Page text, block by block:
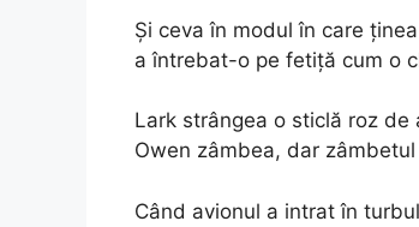
Și ceva în modul în care
a întrebat-o pe fetiță cum o
Lark strângea o sticlă roz de
Owen zâmbea, dar
Când avionul a intrat în